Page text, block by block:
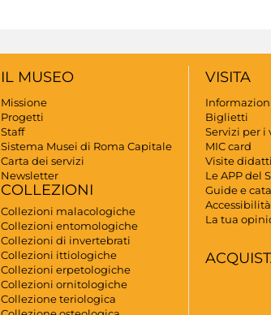
IL MUSEO
Missione
Progetti
Staff
Sistema Musei di Roma Capitale
Carta dei servizi
Newsletter
COLLEZIONI
Collezioni malacologiche
Collezioni entomologiche
Collezioni di invertebrati
Collezioni ittiologiche
Collezioni erpetologiche
Collezioni ornitologiche
Collezione teriologica
VISITA
Biglietti
Servizi per i
MIC card
Visite
Le APP del
Guide e
Accessibilità
La tua